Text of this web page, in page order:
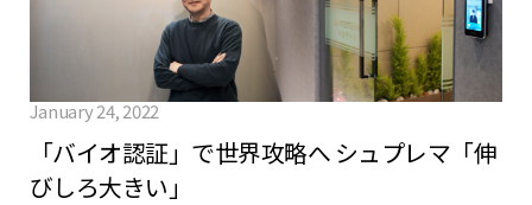
January 24, 2022
「バイオ認証」で世界攻略へ シュプレマ「伸
びしろ大きい」